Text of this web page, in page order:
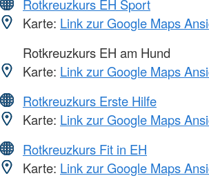
Rotkreuzkurs EH Sport
Karte: Link zur Google Maps
Rotkreuzkurs EH am Hund
Karte: Link zur Google Maps
Rotkreuzkurs Erste Hilfe
Karte: Link zur Google Maps
Rotkreuzkurs Fit in EH
Karte: Link zur Google Maps